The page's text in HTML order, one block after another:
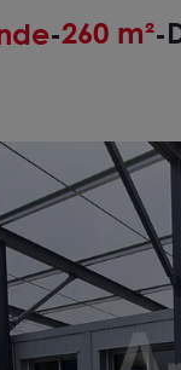
-260 m²-